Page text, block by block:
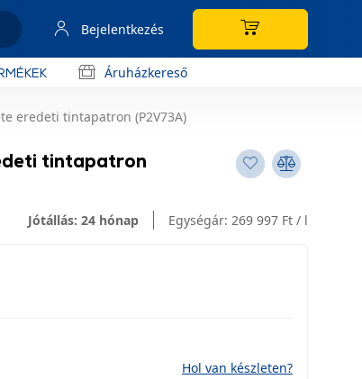
Bejelentkezés
Áruházkereső
eredeti tintapatron (P2V73A)
tintapatron
Jótállás: 24 hónap Egységár: 269 997 Ft / l
Hol van készleten?